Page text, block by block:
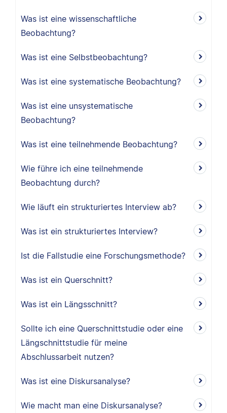
Was ist eine wissenschaftliche
Beobachtung?
Was ist eine Selbstbeobachtung?
Was ist eine systematische Beobachtung?
Was ist eine unsystematische
Beobachtung?
Was ist eine teilnehmende Beobachtung?
Wie führe ich eine teilnehmende
Beobachtung durch?
Wie läuft ein strukturiertes Interview ab?
Was ist ein strukturiertes Interview?
Ist die Fallstudie eine Forschungsmethode?
Was ist ein Querschnitt?
Was ist ein Längsschnitt?
Sollte ich eine Querschnittstudie oder eine
Längschnittstudie für meine
Abschlussarbeit nutzen?
Was ist eine Diskursanalyse?
Wie macht man eine Diskursanalyse?